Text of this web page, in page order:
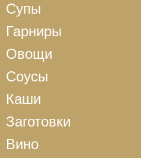
Супы
Гарниры
Овощи
Соусы
Каши
Заготовки
Вино